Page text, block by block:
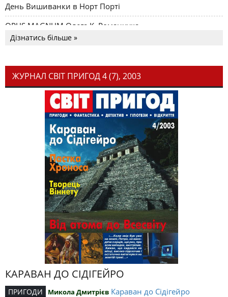
День Вишиванки в Норт Порті
OPUS MAGNUM Олега К. Романчука
Дізнатись більше »
ЖУРНАЛ СВІТ ПРИГОД 4 (7), 2003
КАРАВАН ДО СІДІГЕЙРО
ПРИГОДИ Микола Дмитрієв Караван до Сідігейро